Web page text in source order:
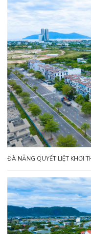
ĐÀ NẴNG QUYẾT LIỆT KHƠI